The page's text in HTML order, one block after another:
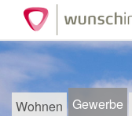
Wohnen Gewerbe